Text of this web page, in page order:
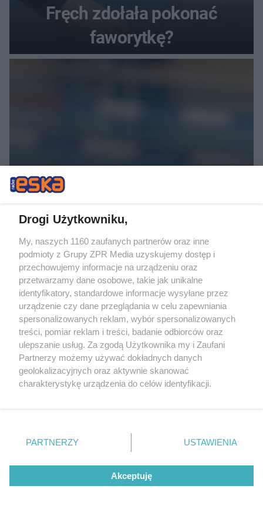
Fręch zdołała pokonać
faworytkę?
SKOKI DO WODY
traci mistrzowski tytuł
GORĄCE ZDJĘCIA
Żona Leo Messiego wywołała
Drogi Użytkowniku,
My, naszych 1160 zaufanych partnerów oraz inne
podmioty z Grupy ZPR Media uzyskujemy dostęp i
przechowujemy informacje na urządzeniu oraz
przetwarzamy dane osobowe, takie jak unikalne
identyfikatory, standardowe informacje wysyłane przez
urządzenie czy dane przeglądania w celu zapewniania
spersonalizowanych reklam, wybór spersonalizowanych
treści, pomiar reklam i treści, badanie odbiorców oraz
ulepszanie usług. Za zgodą Użytkownika my i Zaufani
Partnerzy możemy używać dokładnych danych
geolokalizacyjnych oraz aktywnie skanować
charakterystykę urządzenia do celów identyfikacji.
zmienić/wycofać klikając przycisk ustawień prywatności
znajdujący się w lewym dolnym rogu strony
rodzaje przetwarzania danych nie wymagają zgody
użytkownika, ale masz prawo sprzeciwić się takiemu
przetwarzaniu. Preferencje będą miały zastosowanie tylko
PARTNERZY USTAWIENIA
Akceptuję